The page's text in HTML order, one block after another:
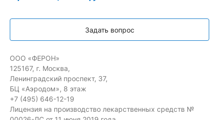
Задать вопрос
ООО «ФЕРОН»
125167, г. Москва,
Ленинградский проспект, 37,
БЦ «Аэродом», 8 этаж
+7 (495) 646-12-19
Лицензия на производство лекарственных средств №